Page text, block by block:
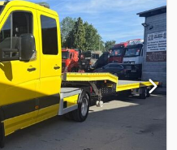
mm, largeur totale:2 550 mm,
1):
8 000 kg, charge maximale
kg, charge d'essieu
de construction:2012,
élévateur, = Plus d'options et
de couchage - Essieu
Lampe(s) de travail - Sper -
= Plus d'informations =
2 Cabine: ACTROS,